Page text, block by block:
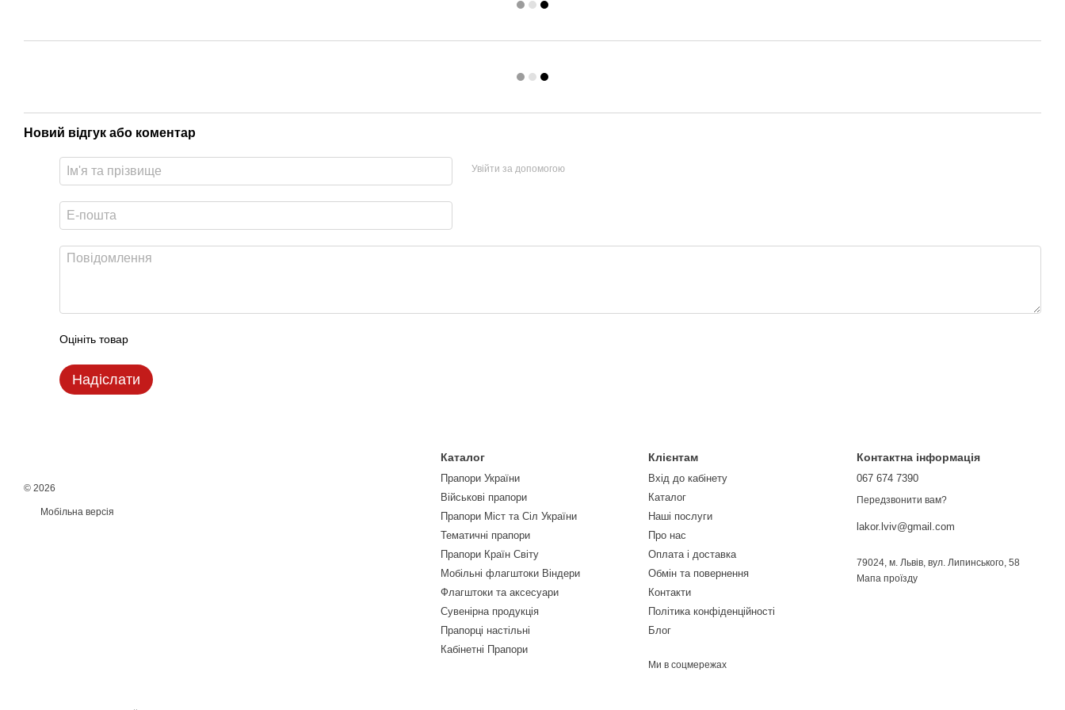
Новий відгук або коментар
Увійти за допомогою
Оцініть товар
Надіслати
© 2026
Мобільна версія
Каталог
Прапори України
Військові прапори
Прапори Міст та Сіл України
Тематичні прапори
Прапори Країн Світу
Мобільні флагштоки Віндери
Флагштоки та аксесуари
Сувенірна продукція
Прапорці настільні
Кабінетні Прапори
Клієнтам
Вхід до кабінету
Каталог
Наші послуги
Про нас
Оплата і доставка
Обмін та повернення
Контакти
Політика конфіденційності
Блог
Ми в соцмережах
Контактна інформація
067 674 7390
Передзвонити вам?
lakor.lviv@gmail.com
79024, м. Львів, вул. Липинського, 58
Мапа проїзду